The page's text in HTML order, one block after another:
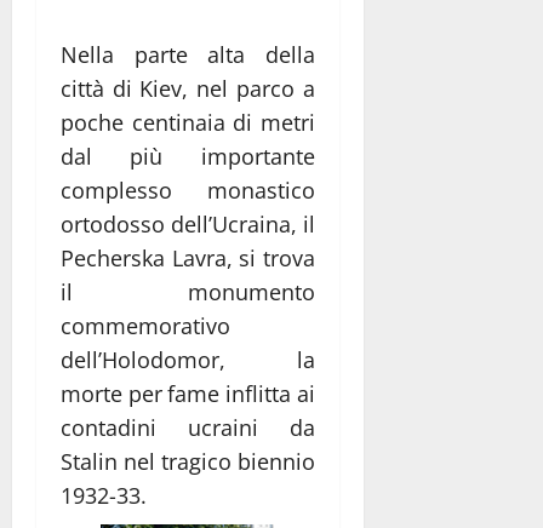
Nella parte alta della
città di Kiev, nel parco a
poche centinaia di metri
dal più importante
complesso monastico
ortodosso dell’Ucraina, il
Pecherska Lavra, si trova
il monumento
commemorativo
dell’Holodomor, la
morte per fame inflitta ai
contadini ucraini da
Stalin nel tragico biennio
1932-33.